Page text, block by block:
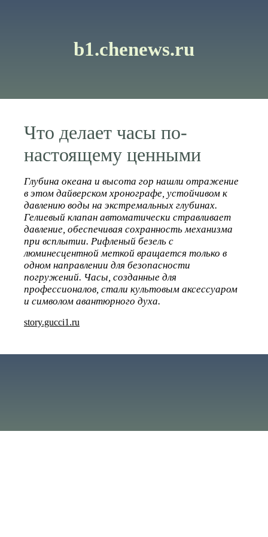
b1.chenews.ru
Что делает часы по-
настоящему ценными
Глубина океана и высота гор нашли отражение
в этом дайверском хронографе, устойчивом к
давлению воды на экстремальных глубинах.
Гелиевый клапан автоматически стравливает
давление, обеспечивая сохранность механизма
при всплытии. Рифленый безель с
люминесцентной меткой вращается только в
одном направлении для безопасности
погружений. Часы, созданные для
профессионалов, стали культовым аксессуаром
и символом авантюрного духа.
story.gucci1.ru